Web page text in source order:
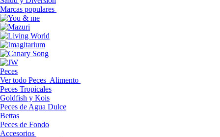
Marcas populares
Peces
Ver todo Peces Alimento
Peces Tropicales
Goldfish y Kois
Peces de Agua Dulce
Bettas
Peces de Fondo
Accesorios